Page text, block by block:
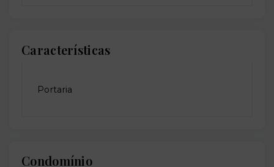
Características
Portaria
Condomínio